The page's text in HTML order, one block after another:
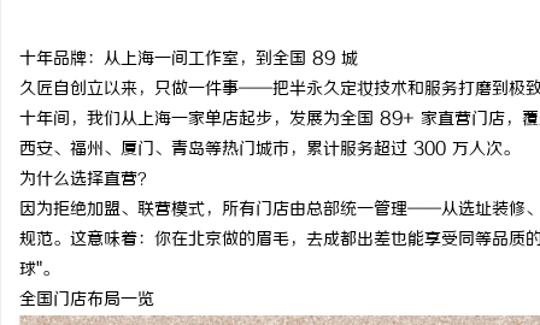
十年品牌：从上海一间工作室，到全国 89 城
久匠自创立以来，只做一件事——把半永久定妆技术和服务打磨到极
十年间，我们从上海一家单店起步，发展为全国 89+ 家直营门店，
西安、福州、厦门、青岛等热门城市，累计服务超过 300 万人次。
为什么选择直营？
因为拒绝加盟、联营模式，所有门店由总部统一管理——从选址装修
规范。这意味着：你在北京做的眉毛，去成都出差也能享受同等品
球"。
全国门店布局一览